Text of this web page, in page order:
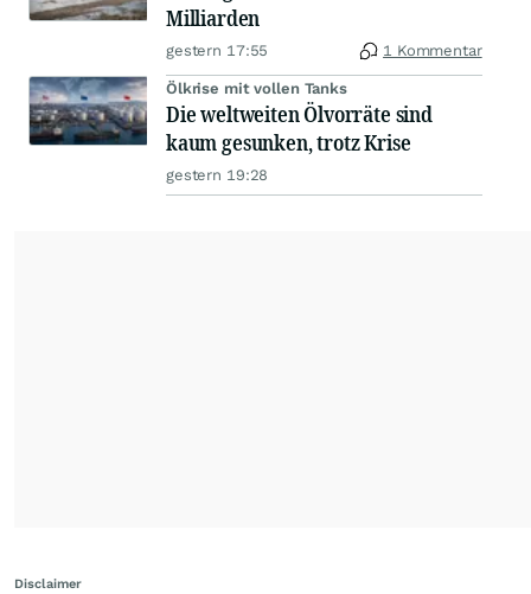
Milliarden
gestern 17:55 1 Kommentar
Ölkrise mit vollen Tanks
Die weltweiten Ölvorräte sind
kaum gesunken, trotz Krise
gestern 19:28
Disclaimer